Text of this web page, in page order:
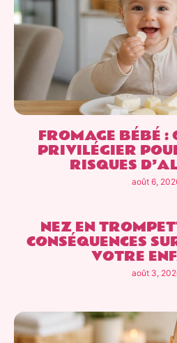
FROMAGE BÉBÉ :
PRIVILÉGIER
RISQUES
août 6,
NEZ EN
CONSÉQUENCES
VOTRE
août 3,